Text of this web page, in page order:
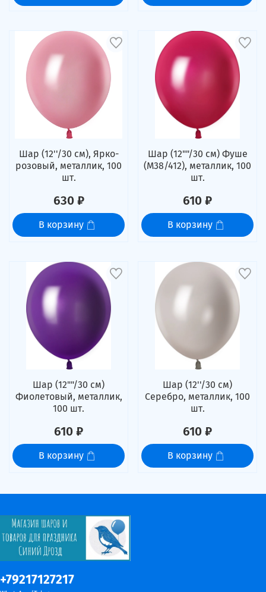
Шар (12''/30 см), Ярко-
розовый, металлик, 100
шт.
630 ₽
В корзину
Шар (12""/30 см) Фуше
(M38/412), металлик, 100
шт.
610 ₽
В корзину
Шар (12""/30 см)
Фиолетовый, металлик,
100 шт.
610 ₽
В корзину
Шар (12''/30 см)
Серебро, металлик, 100
шт.
610 ₽
В корзину
+79217127217